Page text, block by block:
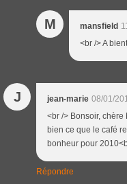
M mansfield
<br /> A
J jean-marie 08/01/
<br /> Bonsoir,
bien ce que le café
bonheur pour
Répondre